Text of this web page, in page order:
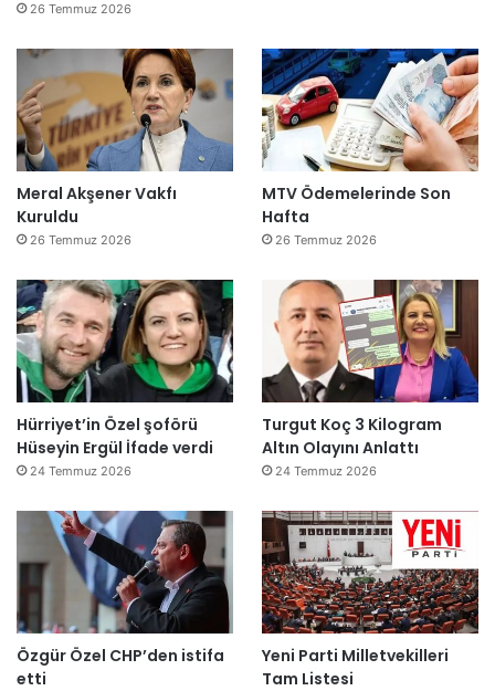
26 Temmuz 2026
Meral Akşener Vakfı
Kuruldu
26 Temmuz 2026
MTV Ödemelerinde Son
Hafta
26 Temmuz 2026
Hürriyet’in Özel şoförü
Hüseyin Ergül İfade verdi
24 Temmuz 2026
Turgut Koç 3 Kilogram
Altın Olayını Anlattı
24 Temmuz 2026
Özgür Özel CHP’den istifa
etti
Yeni Parti Milletvekilleri
Tam Listesi